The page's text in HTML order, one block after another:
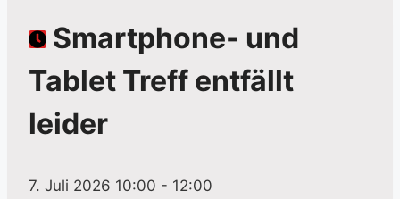
Smartphone- und
Tablet Treff entfällt
leider
7. Juli 2026 10:00 - 12:00